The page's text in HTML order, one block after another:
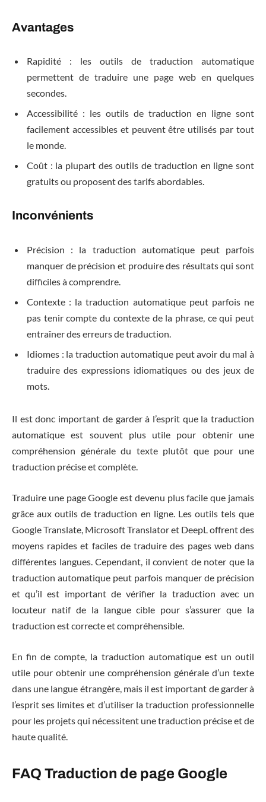
Avantages
Rapidité : les outils de traduction automatique
permettent de traduire une page web en quelques
secondes.
Accessibilité : les outils de traduction en ligne sont
facilement accessibles et peuvent être utilisés par tout
le monde.
Coût : la plupart des outils de traduction en ligne sont
gratuits ou proposent des tarifs abordables.
Inconvénients
Précision : la traduction automatique peut parfois
manquer de précision et produire des résultats qui sont
difficiles à comprendre.
Contexte : la traduction automatique peut parfois ne
pas tenir compte du contexte de la phrase, ce qui peut
entraîner des erreurs de traduction.
Idiomes : la traduction automatique peut avoir du mal à
traduire des expressions idiomatiques ou des jeux de
mots.
Il est donc important de garder à l’esprit que la traduction
automatique est souvent plus utile pour obtenir une
compréhension générale du texte plutôt que pour une
traduction précise et complète.
Traduire une page Google est devenu plus facile que jamais
grâce aux outils de traduction en ligne. Les outils tels que
Google Translate, Microsoft Translator et DeepL offrent des
moyens rapides et faciles de traduire des pages web dans
différentes langues. Cependant, il convient de noter que la
traduction automatique peut parfois manquer de précision
et qu’il est important de vérifier la traduction avec un
locuteur natif de la langue cible pour s’assurer que la
traduction est correcte et compréhensible.
En fin de compte, la traduction automatique est un outil
utile pour obtenir une compréhension générale d’un texte
dans une langue étrangère, mais il est important de garder à
l’esprit ses limites et d’utiliser la traduction professionnelle
pour les projets qui nécessitent une traduction précise et de
haute qualité.
FAQ Traduction de page Google